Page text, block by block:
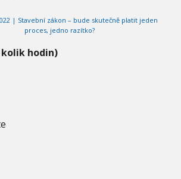
| Stavební zákon – bude skutečně platit jeden
proces, jedno razítko?
hodin)